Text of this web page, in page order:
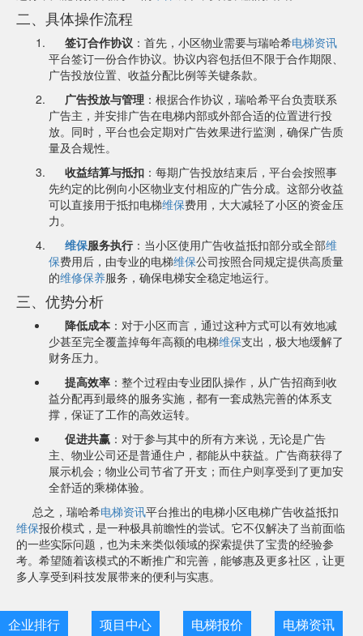
二、具体操作流程
签订合作协议 ：首先，小区物业需要与瑞哈希电梯资讯
平台签订一份合作协议。协议内容包括但不限于合作期限、
广告投放位置、收益分配比例等关键条款。
广告投放与管理 ：根据合作协议，瑞哈希平台负责联系
广告主，并安排广告在电梯内部或外部合适的位置进行投
放。同时，平台也会定期对广告效果进行监测，确保广告质
量及合规性。
收益结算与抵扣 ：每期广告投放结束后，平台会按照事
先约定的比例向小区物业支付相应的广告分成。这部分收益
可以直接用于抵扣电梯维保费用，大大减轻了小区的资金压
力。
维保服务执行：当小区使用广告收益抵扣部分或全部维
保费用后，由专业的电梯维保公司按照合同规定提供高质量
的维修保养服务，确保电梯安全稳定地运行。
三、优势分析
降低成本 ：对于小区而言，通过这种方式可以有效地减
少甚至完全覆盖掉每年高额的电梯维保支出，极大地缓解了
财务压力。
提高效率 ：整个过程由专业团队操作，从广告招商到收
益分配再到最终的服务实施，都有一套成熟完善的体系支
撑，保证了工作的高效运转。
促进共赢 ：对于参与其中的所有方来说，无论是广告
主、物业公司还是普通住户，都能从中获益。广告商获得了
展示机会；物业公司节省了开支；而住户则享受到了更加安
全舒适的乘梯体验。
总之，瑞哈希电梯资讯平台推出的电梯小区电梯广告收益抵扣
维保报价模式，是一种极具前瞻性的尝试。它不仅解决了当前面临
的一些实际问题，也为未来类似领域的探索提供了宝贵的经验参
考。希望随着该模式的不断推广和完善，能够惠及更多社区，让更
多人享受到科技发展带来的便利与实惠。
企业排行 项目中心 电梯报价
电梯资讯